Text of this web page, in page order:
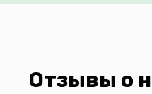
Отзывы о